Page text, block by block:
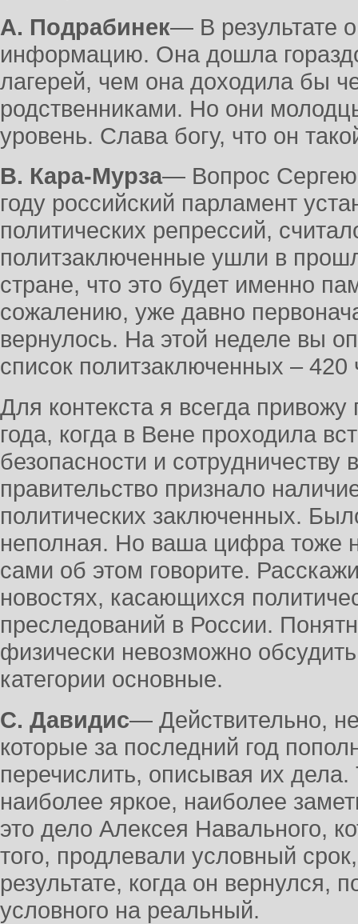
А. Подрабинек― В результате
информацию. Она дошла
лагерей, чем она доходила бы
родственниками. Но они
уровень. Слава богу, что он
В. Кара-Мурза― Вопрос Сергею
году российский парламент
политических репрессий,
политзаключенные ушли в
стране, что это будет именно
сожалению, уже давно
вернулось. На этой неделе вы
список политзаключенных – 420
Для контекста я всегда
года, когда в Вене проходила
безопасности и сотрудничеству
правительство признало
политических заключенных.
неполная. Но ваша цифра тоже
сами об этом говорите.
новостях, касающихся
преследований в России.
физически невозможно
категории основные.
С. Давидис― Действительно,
которые за последний год
перечислить, описывая их
наиболее яркое, наиболее
это дело Алексея Навального,
того, продлевали условный
результате, когда он вернулся,
условного на реальный.